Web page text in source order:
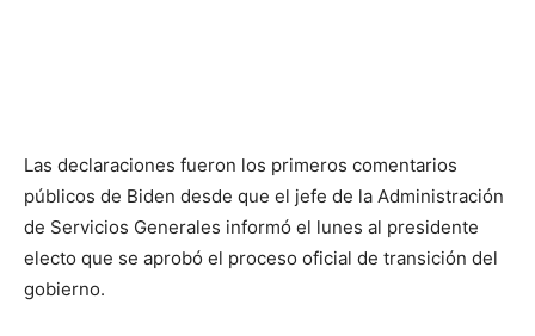
Las declaraciones fueron los primeros comentarios
públicos de Biden desde que el jefe de la Administración
de Servicios Generales informó el lunes al presidente
electo que se aprobó el proceso oficial de transición del
gobierno.